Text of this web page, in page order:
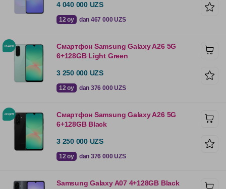
4 040 000 UZS
12 oy dan 467 000 UZS
Смартфон Samsung Galaxy A26 5G
6+128GB Light Green
3 250 000 UZS
12 oy dan 376 000 UZS
Смартфон Samsung Galaxy A26 5G
6+128GB Black
3 250 000 UZS
12 oy dan 376 000 UZS
Samsung Galaxy A07 4+128GB Black